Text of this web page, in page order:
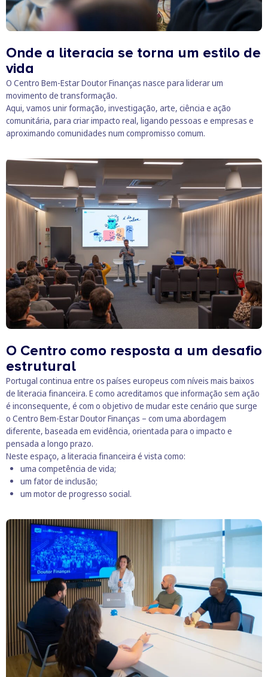
Onde a literacia se torna um estilo de
vida
O Centro Bem-Estar Doutor Finanças nasce para liderar um
movimento de transformação.
Aqui, vamos unir formação, investigação, arte, ciência e ação
comunitária, para criar impacto real, ligando pessoas e empresas e
aproximando comunidades num compromisso comum.
O Centro como resposta a um desafio
estrutural
Portugal continua entre os países europeus com níveis mais baixos
de literacia financeira. E como acreditamos que informação sem ação
é inconsequente, é com o objetivo de mudar este cenário que surge
o Centro Bem-Estar Doutor Finanças – com uma abordagem
diferente, baseada em evidência, orientada para o impacto e
pensada a longo prazo.
Neste espaço, a literacia financeira é vista como:
uma competência de vida;
um fator de inclusão;
um motor de progresso social.